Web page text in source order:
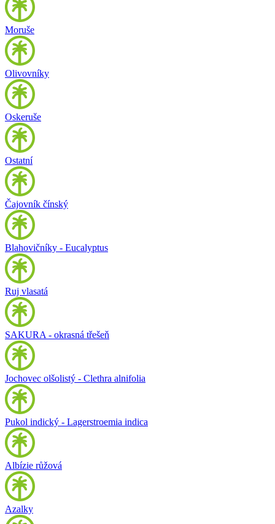
Moruše
Olivovníky
Oskeruše
Ostatní
Čajovník čínský
Blahovičníky - Eucalyptus
Ruj vlasatá
SAKURA - okrasná třešeň
Jochovec olšolistý - Clethra alnifolia
Pukol indický - Lagerstroemia indica
Albízie růžová
Azalky